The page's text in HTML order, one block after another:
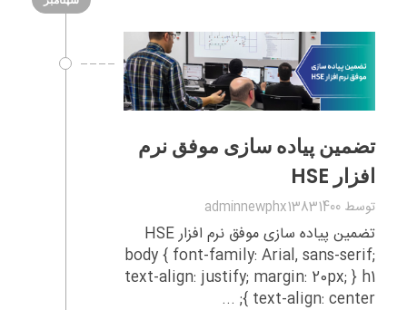
تضمین پیاده‌ سازی موفق نرم‌
افزار HSE
توسط adminnewphx13831400
تضمین پیاده‌ سازی موفق نرم‌ افزار HSE
body { font-family: Arial, sans-serif;
text-align: justify; margin: 20px; } h1
{ text-align: center; ...